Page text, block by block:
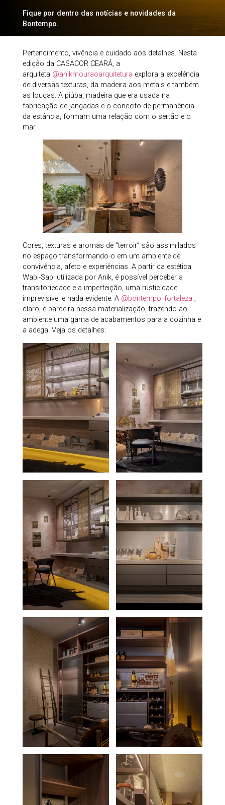
Fique por dentro das notícias e novidades da
Bontempo.
Pertencimento, vivência e cuidado aos detalhes. Nesta
edição da CASACOR CEARÁ, a
arquiteta @anikmouraoarquitetura explora a excelência
de diversas texturas, da madeira aos metais e também
as louças. A piúba, madeira que era usada na
fabricação de jangadas e o conceito de permanência
da estância, formam uma relação com o sertão e o
mar.
Cores, texturas e aromas de “terroir” são assimilados
no espaço transformando-o em um ambiente de
convivência, afeto e experiências. A partir da estética
Wabi-Sabi utilizada por Anik, é possível perceber a
transitoriedade e a imperfeição, uma rusticidade
imprevisível e nada evidente. A @bontempo_fortaleza ,
claro, é parceira nessa materialização, trazendo ao
ambiente uma gama de acabamentos para a cozinha e
a adega. Veja os detalhes: